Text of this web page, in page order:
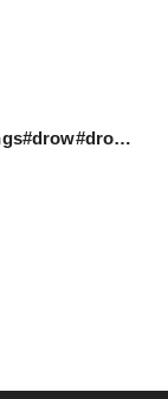
#illustration#illust#design#drowings#drow#drowingart#artwork#artist#designer#nature#일러스트#아티스트#드로잉#디자이너#힐링#그림스타그램#일러스트레이터